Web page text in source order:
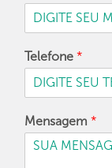
Telefone *
Mensagem *